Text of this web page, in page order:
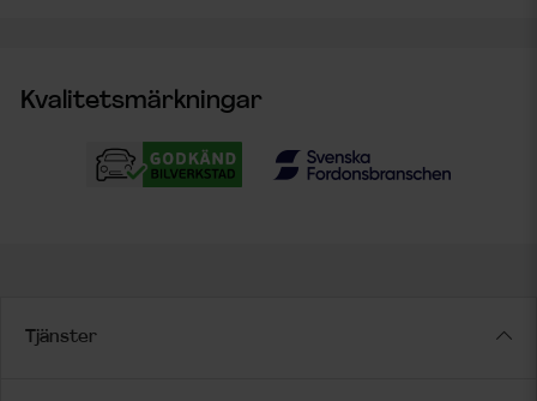
Kvalitetsmärkningar
Tjänster